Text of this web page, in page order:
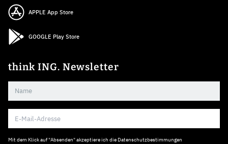
APPLE App Store
GOOGLE Play Store
think ING. Newsletter
Mit dem Klick auf "Absenden" akzeptiere ich die Datenschutzbestimmungen